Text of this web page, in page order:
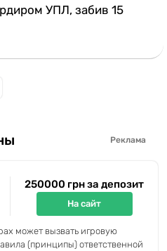
УПЛ, забив 15
Реклама
250000 грн за депозит
На сайт
может вызвать игровую
(принципы) ответственной